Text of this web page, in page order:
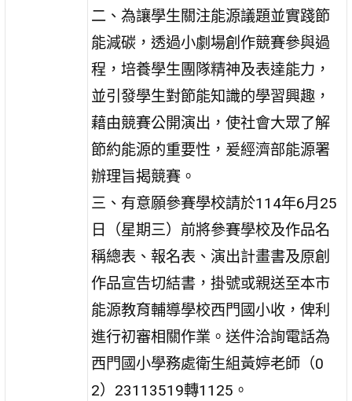
二、為讓學生關注能源議題並實踐節
能減碳，透過小劇場創作競賽參與過
程，培養學生團隊精神及表達能力，
並引發學生對節能知識的學習興趣，
藉由競賽公開演出，使社會大眾了解
節約能源的重要性，爰經濟部能源署
辦理旨揭競賽。
三、有意願參賽學校請於114年6月25
日（星期三）前將參賽學校及作品名
稱總表、報名表、演出計畫書及原創
作品宣告切結書，掛號或親送至本市
能源教育輔導學校西門國小收，俾利
進行初審相關作業。送件洽詢電話為
西門國小學務處衛生組黃婷老師（0
2）23113519轉1125。